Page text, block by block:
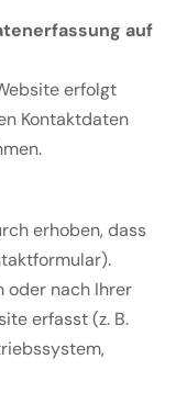
auf
erfolgt
Kontaktdaten
erhoben, dass
oder nach Ihrer
erfasst (z. B.